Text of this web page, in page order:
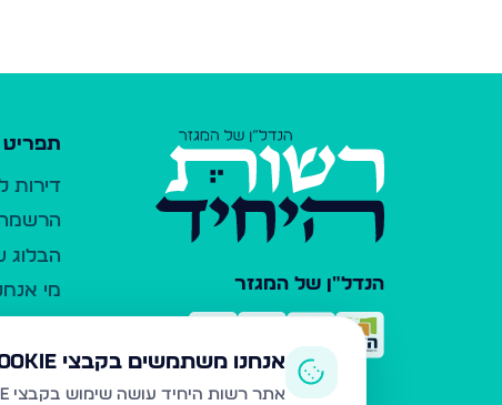
הנדל"ן של המגזר
דירות
הרשמה
הבלוג
מי
כלי
פרסום
אנחנו משתמשים בקבצי Cookie
אתר רשות היחיד עושה שימוש בקבצי Cookie ובטכנולוגיות דומות לצורך תפעול האתר, שיפור חוויית המשתמש, ניתוח שימוש ושיווק מותאם.